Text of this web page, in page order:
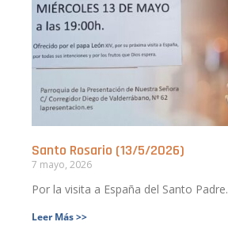
Santo Rosario (13/5/2026)
7 mayo, 2026
Por la visita a España del Santo Padre.
Leer Más >>